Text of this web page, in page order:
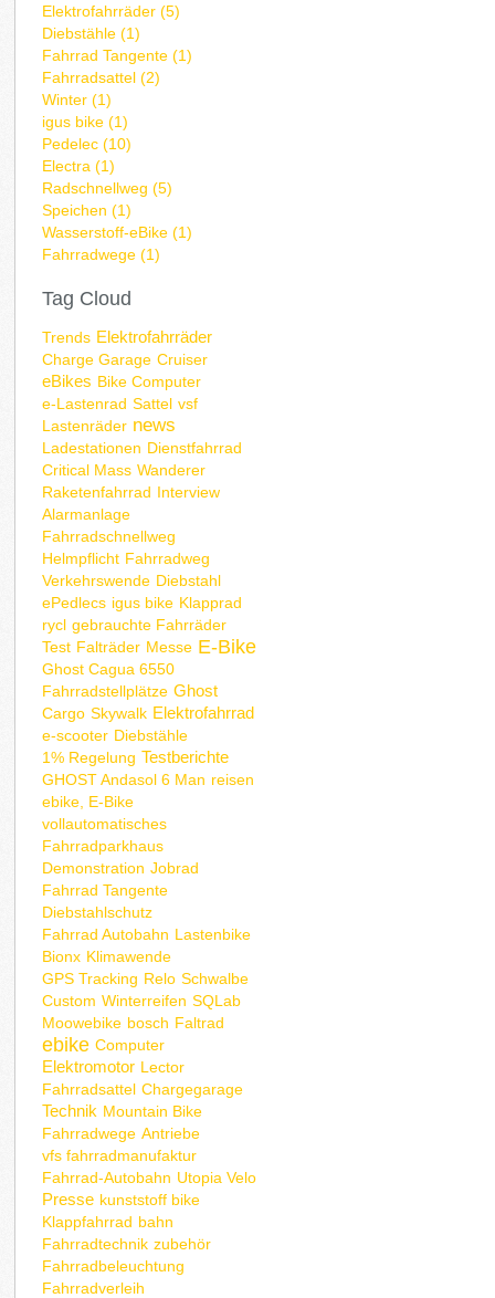
Elektrofahrräder (5)
Diebstähle (1)
Fahrrad Tangente (1)
Fahrradsattel (2)
Winter (1)
igus bike (1)
Pedelec (10)
Electra (1)
Radschnellweg (5)
Speichen (1)
Wasserstoff-eBike (1)
Fahrradwege (1)
Tag Cloud
Trends Elektrofahrräder
Charge Garage Cruiser
eBikes Bike Computer
e-Lastenrad Sattel vsf
Lastenräder news
Ladestationen Dienstfahrrad
Critical Mass Wanderer
Raketenfahrrad Interview
Alarmanlage
Fahrradschnellweg
Helmpflicht Fahrradweg
Verkehrswende Diebstahl
ePedlecs igus bike Klapprad
rycl gebrauchte Fahrräder
Test Falträder Messe E-Bike
Ghost Cagua 6550
Fahrradstellplätze Ghost
Cargo Skywalk Elektrofahrrad
e-scooter Diebstähle
1% Regelung Testberichte
GHOST Andasol 6 Man reisen
ebike, E-Bike
vollautomatisches
Fahrradparkhaus
Demonstration Jobrad
Fahrrad Tangente
Diebstahlschutz
Fahrrad Autobahn Lastenbike
Bionx Klimawende
GPS Tracking Relo Schwalbe
Custom Winterreifen SQLab
Moowebike bosch Faltrad
ebike Computer
Elektromotor Lector
Fahrradsattel Chargegarage
Technik Mountain Bike
Fahrradwege Antriebe
vfs fahrradmanufaktur
Fahrrad-Autobahn Utopia Velo
Presse kunststoff bike
Klappfahrrad bahn
Fahrradtechnik zubehör
Fahrradbeleuchtung
Fahrradverleih